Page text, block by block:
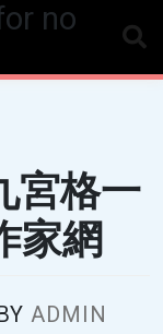
no
宮格一
家網
ADMIN